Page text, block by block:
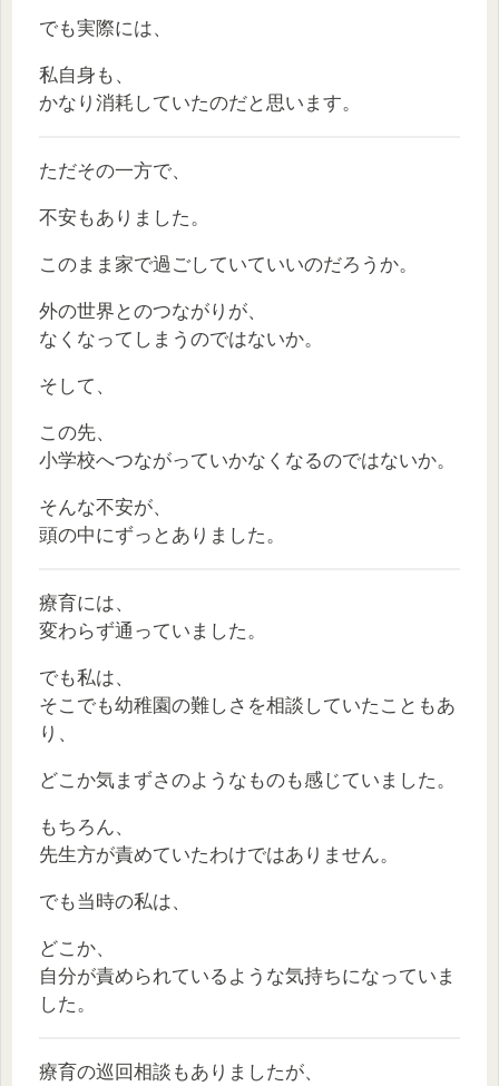
でも実際には、
私自身も、
かなり消耗していたのだと思います。
ただその一方で、
不安もありました。
このまま家で過ごしていていいのだろうか。
外の世界とのつながりが、
なくなってしまうのではないか。
そして、
この先、
小学校へつながっていかなくなるのではないか。
そんな不安が、
頭の中にずっとありました。
療育には、
変わらず通っていました。
でも私は、
そこでも幼稚園の難しさを相談していたこともあ
り、
どこか気まずさのようなものも感じていました。
もちろん、
先生方が責めていたわけではありません。
でも当時の私は、
どこか、
自分が責められているような気持ちになっていま
した。
療育の巡回相談もありましたが、